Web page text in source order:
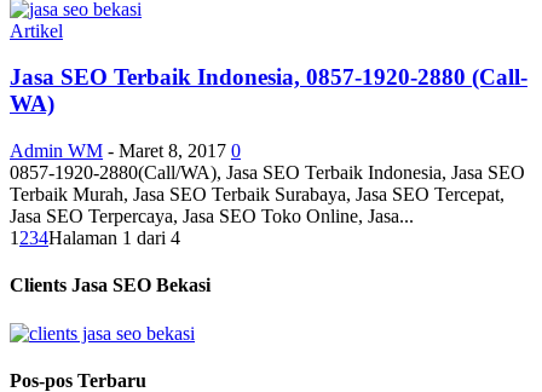
Artikel
Jasa SEO Terbaik Indonesia, 0857-1920-2880 (Call-
WA)
Admin WM - Maret 8, 2017 0
0857-1920-2880(Call/WA), Jasa SEO Terbaik Indonesia, Jasa SEO
Terbaik Murah, Jasa SEO Terbaik Surabaya, Jasa SEO Tercepat,
Jasa SEO Terpercaya, Jasa SEO Toko Online, Jasa...
1 234Halaman 1 dari 4
Clients Jasa SEO Bekasi
Pos-pos Terbaru